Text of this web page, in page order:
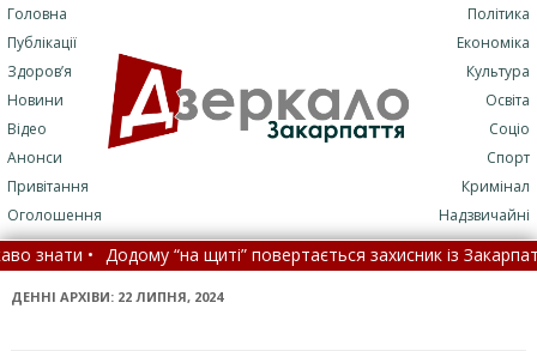
Головна
Публікації
Здоров’я
Новини
Відео
Анонси
Привітання
Оголошення
Політика
Економіка
Культура
Освіта
Соціо
Спорт
Кримінал
Надзвичайні
Додому “на щиті” повертається захисник із Закарпаття (ФОТО)
українців може втратити відстрочку вже з 1 вересня•
ДЕННІ АРХІВИ: 22 ЛИПНЯ, 2024